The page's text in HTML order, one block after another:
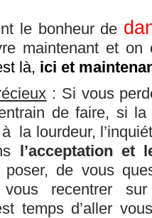
le bonheur de
maintenant et on
là, ici et
: Si vous
de faire, si
la lourdeur,
l’acceptation et
de vous
recentrer
temps d’aller